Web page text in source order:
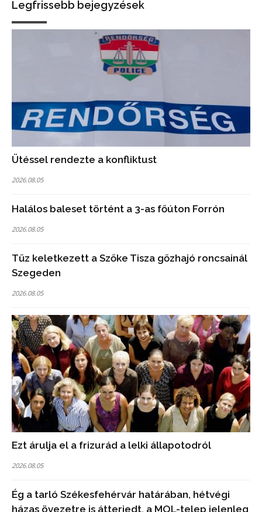
Legfrissebb bejegyzések
Ütéssel rendezte a konfliktust
2026.08.05
Halálos baleset történt a 3-as főúton Forrón
2026.08.05
Tűz keletkezett a Szőke Tisza gőzhajó roncsainál
Szegeden
2026.08.05
Ezt árulja el a frizurád a lelki állapotodról
2026.08.05
Ég a tarló Székesfehérvár határában, hétvégi
házas övezetre is átterjedt, a MOL-telep jelenleg